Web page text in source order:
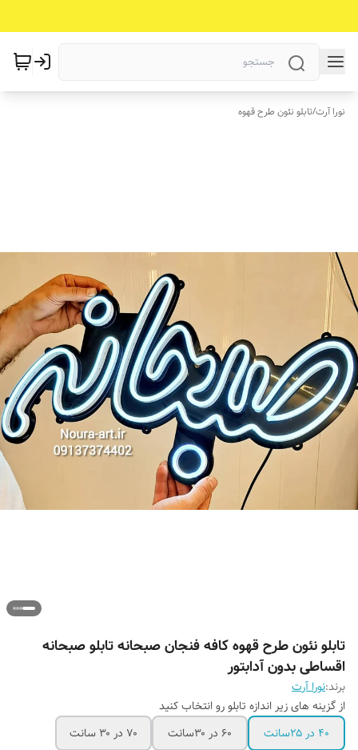
نورا آرت/تابلو نئون طرح قهوه
تابلو نئون طرح قهوه کافه فنجان صبحانه تابلو صبحانه
اقساطی بدون آدابتور
برند:نورا آرت
از گزینه های زیر اندازه تابلو رو انتخاب کنید
۴۰ در ۲۵سانت
۶۰ در ۳۰سانت ۷۰ در ۳۰ سانت